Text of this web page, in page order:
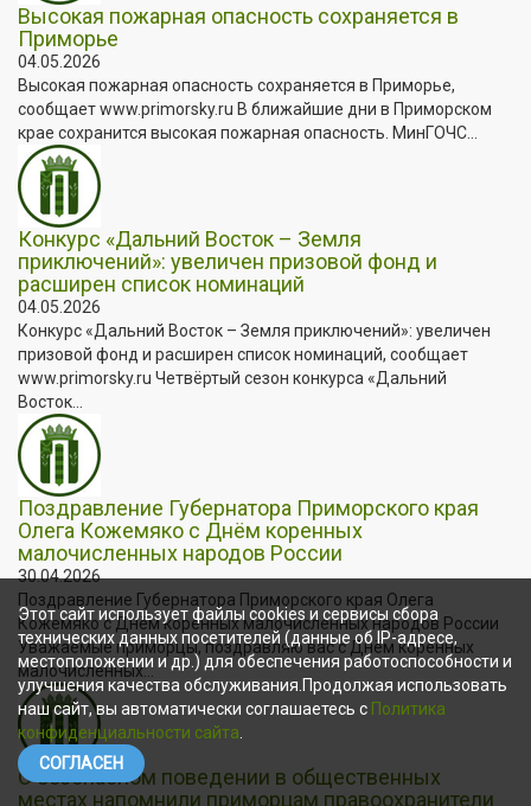
Высокая пожарная опасность сохраняется в
Приморье
04.05.2026
Высокая пожарная опасность сохраняется в Приморье,
сообщает www.primorsky.ru В ближайшие дни в Приморском
крае сохранится высокая пожарная опасность. МинГОЧС...
Конкурс «Дальний Восток – Земля
приключений»: увеличен призовой фонд и
расширен список номинаций
04.05.2026
Конкурс «Дальний Восток – Земля приключений»: увеличен
призовой фонд и расширен список номинаций, сообщает
www.primorsky.ru Четвёртый сезон конкурса «Дальний
Восток...
Поздравление Губернатора Приморского края
Олега Кожемяко с Днём коренных
малочисленных народов России
30.04.2026
Поздравление Губернатора Приморского края Олега
Кожемяко с Днём коренных малочисленных народов России
Уважаемые приморцы, поздравляю вас с Днём коренных
малочисленных...
О безопасном поведении в общественных
местах напомнили приморцам правоохранители
Этот сайт использует файлы cookies и сервисы сбора
технических данных посетителей (данные об IP-адресе,
местоположении и др.) для обеспечения работоспособности и
улучшения качества обслуживания.Продолжая использовать
наш сайт, вы автоматически соглашаетесь с Политика
конфиденциальности сайта
СОГЛАСЕН